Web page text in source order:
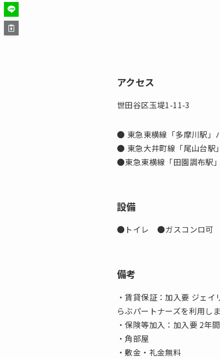
アクセス
世田谷区玉堤1-11-3
● 東急東横線「多摩川駅」
● 東急大井町線「尾山台駅
●東急東横線「田園調布駅
設備
●トイレ ●ガスコンロ可
備考
・賃貸保証：加入要 ジェ
らぶパートナーズを利用し
・保険等加入：加入要 2年
・角部屋
・敷金・礼金無料